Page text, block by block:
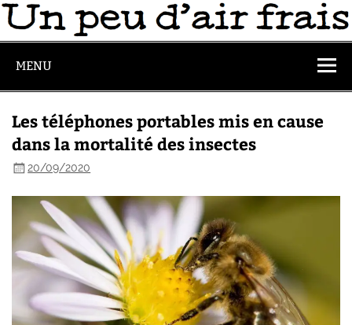
MENU
Les téléphones portables mis en cause
dans la mortalité des insectes
20/09/2020